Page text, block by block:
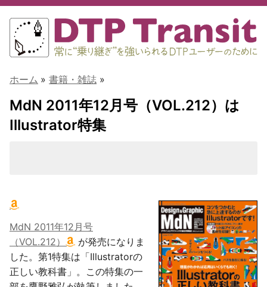
ホーム » 書籍・雑誌 »
MdN 2011年12月号（VOL.212）は
Illustrator特集
MdN 2011年12月号
（VOL.212）
が発売になりま
した。第1特集は「Illustratorの
正しい教科書」。この特集の一